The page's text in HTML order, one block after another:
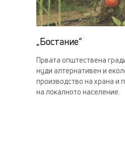
„Бостание“
Првата општествена
нуди алтернативен и
производство на храна и
на локалното население.